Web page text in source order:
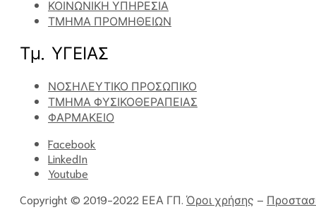
ΚΟΙΝΩΝΙΚΗ ΥΠΗΡΕΣΙΑ
ΤΜΗΜΑ ΠΡΟΜΗΘΕΙΩΝ
Τμ. ΥΓΕΙΑΣ
ΝΟΣΗΛΕΥΤΙΚΟ ΠΡΟΣΩΠΙΚΟ
ΤΜΗΜΑ ΦΥΣΙΚΟΘΕΡΑΠΕΙΑΣ
ΦΑΡΜΑΚΕΙΟ
Facebook
LinkedIn
Youtube
Copyright © 2019-2022 ΕΕΑ ΓΠ. Όροι χρήσης –